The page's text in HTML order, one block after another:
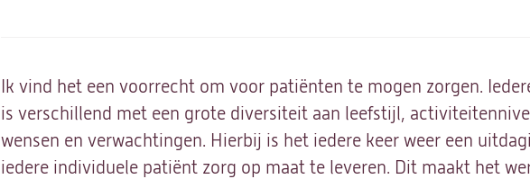
Ik vind het een voorrecht om voor patiënten te mogen zorgen.
is verschillend met een grote diversiteit aan leefstijl,
wensen en verwachtingen. Hierbij is het iedere keer weer een
iedere individuele patiënt zorg op maat te leveren. Dit maakt het